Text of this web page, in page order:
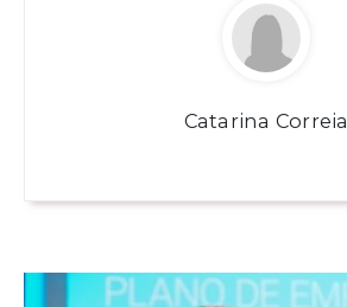
Catarina Correia